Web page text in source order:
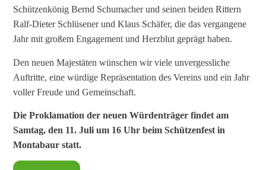
Schützenkönig Bernd Schumacher und seinen beiden Rittern
Ralf-Dieter Schlüsener und Klaus Schäfer, die das vergangene
Jahr mit großem Engagement und Herzblut geprägt haben.
Den neuen Majestäten wünschen wir viele unvergessliche
Auftritte, eine würdige Repräsentation des Vereins und ein Jahr
voller Freude und Gemeinschaft.
Die Proklamation der neuen Würdenträger findet am
Samtag, den 11. Juli um 16 Uhr beim Schützenfest in
Montabaur statt.